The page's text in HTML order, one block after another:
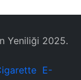
Yeniliği 2025.
E-